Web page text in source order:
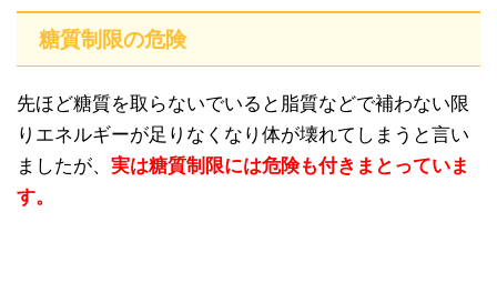
糖質制限の危険
先ほど糖質を取らないでいると脂質などで補わない限
りエネルギーが足りなくなり体が壊れてしまうと言い
ましたが、 実は糖質制限には危険も付きまとっていま
す。